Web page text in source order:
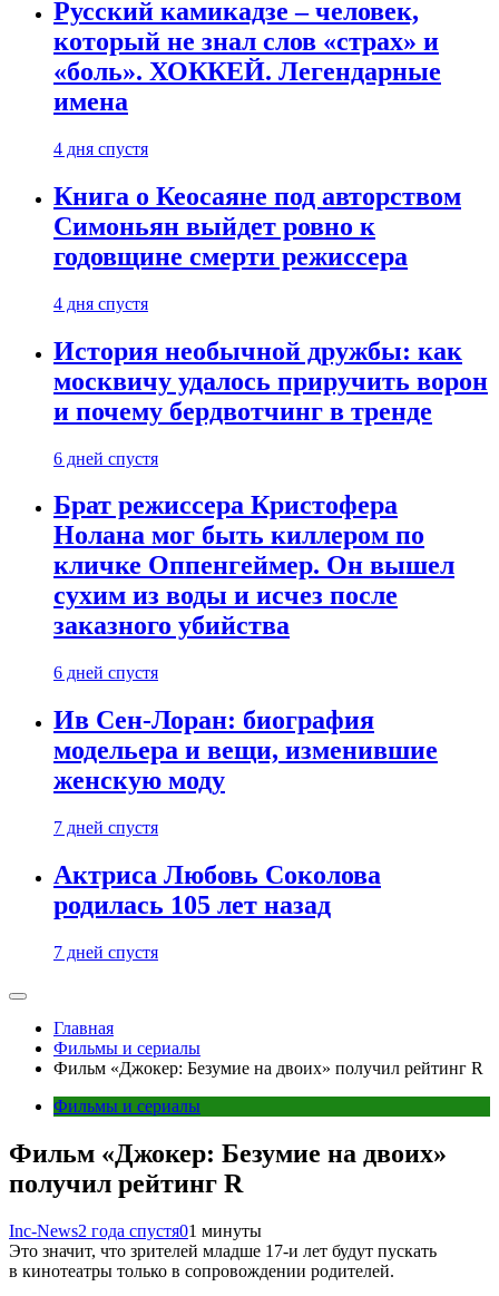
Русский камикадзе – человек,
который не знал слов «страх» и
«боль». ХОККЕЙ. Легендарные
имена
4 дня спустя
Книга о Кеосаяне под авторством
Симоньян выйдет ровно к
годовщине смерти режиссера
4 дня спустя
История необычной дружбы: как
москвичу удалось приручить ворон
и почему бердвотчинг в тренде
6 дней спустя
Брат режиссера Кристофера
Нолана мог быть киллером по
кличке Оппенгеймер. Он вышел
сухим из воды и исчез после
заказного убийства
6 дней спустя
Ив Сен-Лоран: биография
модельера и вещи, изменившие
женскую моду
7 дней спустя
Актриса Любовь Соколова
родилась 105 лет назад
7 дней спустя
Главная
Фильмы и сериалы
Фильм «Джокер: Безумие на двоих» получил рейтинг R
Фильмы и сериалы
Фильм «Джокер: Безумие на двоих»
получил рейтинг R
Inc-News2 года спустя01 минуты
Это значит, что зрителей младше 17-и лет будут пускать
в кинотеатры только в сопровождении родителей.